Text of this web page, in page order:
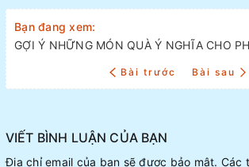
Bạn đang xem:
Bài trước Bài sau
VIẾT BÌNH LUẬN CỦA BẠN
Địa chỉ email của bạn sẽ được bảo mật. Các